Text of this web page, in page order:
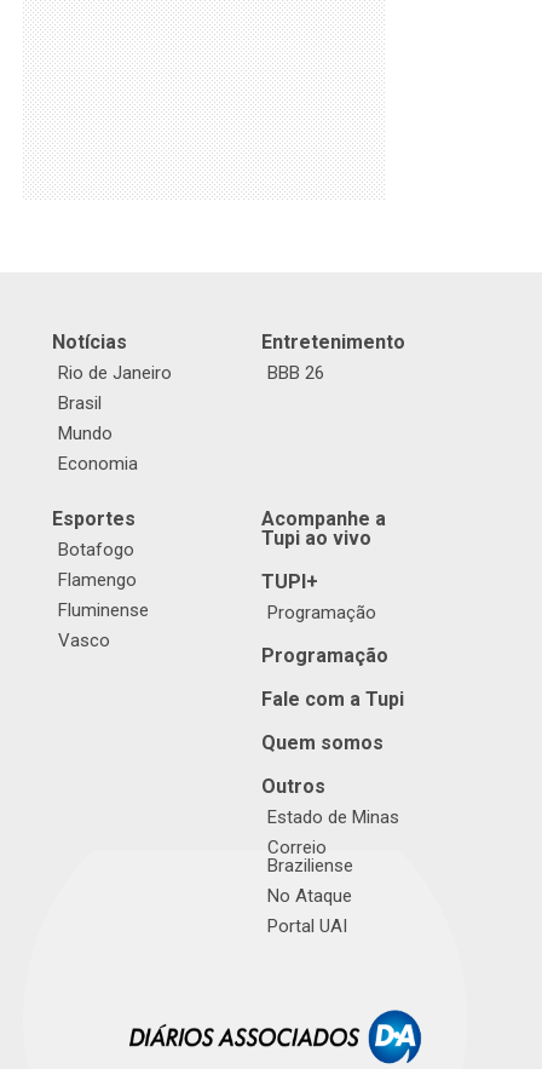
Notícias
Rio de Janeiro
Brasil
Mundo
Economia
Entretenimento
BBB 26
Esportes
Botafogo
Flamengo
Fluminense
Vasco
Acompanhe a
Tupi ao vivo
TUPI+
Programação
Programação
Fale com a Tupi
Quem somos
Outros
Estado de Minas
Correio
Braziliense
No Ataque
Portal UAI